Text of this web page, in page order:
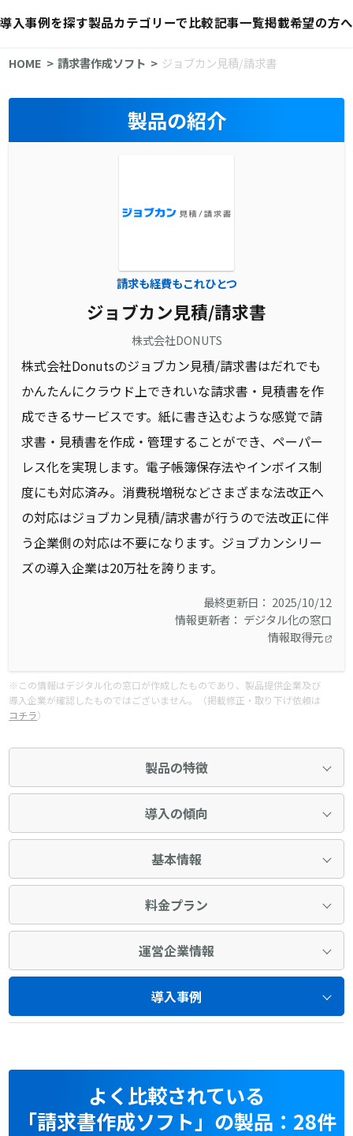
導入事例を探す製品カテゴリーで比較記事一覧掲載希望の方へ
HOME 請求書作成ソフト ジョブカン見積/請求書
製品の紹介
請求も経費もこれひとつ
ジョブカン見積/請求書
株式会社DONUTS
株式会社Donutsのジョブカン見積/請求書はだれでも
かんたんにクラウド上できれいな請求書・見積書を作
成できるサービスです。紙に書き込むような感覚で請
求書・見積書を作成・管理することができ、ペーパー
レス化を実現します。電子帳簿保存法やインボイス制
度にも対応済み。消費税増税などさまざまな法改正へ
の対応はジョブカン見積/請求書が行うので法改正に伴
う企業側の対応は不要になります。ジョブカンシリー
ズの導入企業は20万社を誇ります。
最終更新日： 2025/10/12
情報更新者： デジタル化の窓口
情報取得元
※この情報はデジタル化の窓口が作成したものであり、製品提供企業及び
導入企業が確認したものではございません。（掲載修正・取り下げ依頼は
コチラ）
製品の特徴
導入の傾向
基本情報
料金プラン
運営企業情報
導入事例
よく比較されている
「請求書作成ソフト」の製品：28件